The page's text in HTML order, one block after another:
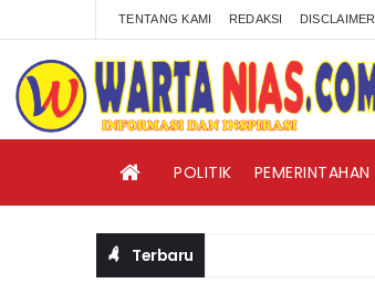
TENTANG KAMI REDAKSI DISCLAIMER
POLITIK PEMERINTAHAN
Terbaru